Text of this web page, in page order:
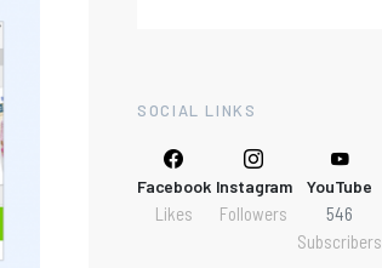
SOCIAL LINKS
Facebook
Likes
Instagram
Followers
YouTube
546
Subscribers